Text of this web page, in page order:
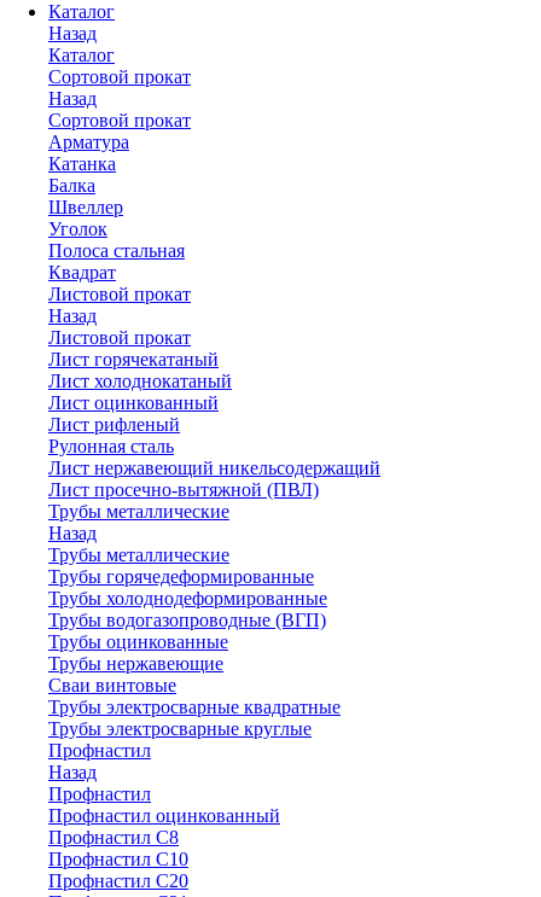
Каталог
Назад
Каталог
Сортовой прокат
Назад
Сортовой прокат
Арматура
Катанка
Балка
Швеллер
Уголок
Полоса стальная
Квадрат
Листовой прокат
Назад
Листовой прокат
Лист горячекатаный
Лист холоднокатаный
Лист оцинкованный
Лист рифленый
Рулонная сталь
Лист нержавеющий никельсодержащий
Лист просечно-вытяжной (ПВЛ)
Трубы металлические
Назад
Трубы металлические
Трубы горячедеформированные
Трубы холоднодеформированные
Трубы водогазопроводные (ВГП)
Трубы оцинкованные
Трубы нержавеющие
Сваи винтовые
Трубы электросварные квадратные
Трубы электросварные круглые
Профнастил
Назад
Профнастил
Профнастил оцинкованный
Профнастил С8
Профнастил С10
Профнастил С20